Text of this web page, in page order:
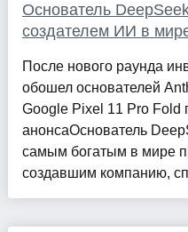
Основатель
создателем ИИ в
После нового раунда
обошел основателей
Google Pixel 11 Pro Fold
анонсаОснователь
самым богатым в мире
создавшим компанию,